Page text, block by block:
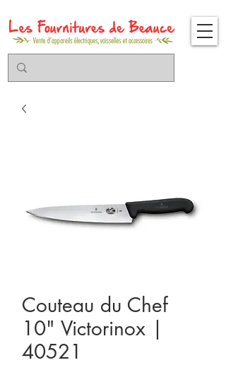
Couteau du Chef
10" Victorinox |
40521